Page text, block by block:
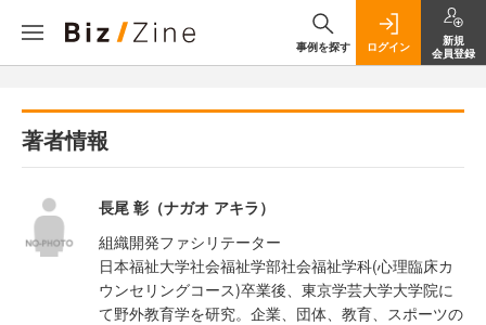
事例を探す ログイン
新規
会員登録
著者情報
長尾 彰（ナガオ アキラ）
組織開発ファシリテーター
日本福祉大学社会福祉学部社会福祉学科(心理臨床カ
ウンセリングコース)卒業後、東京学芸大学大学院に
て野外教育学を研究。企業、団体、教育、スポーツの